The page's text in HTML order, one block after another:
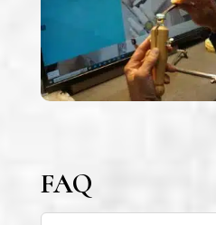
FAQ